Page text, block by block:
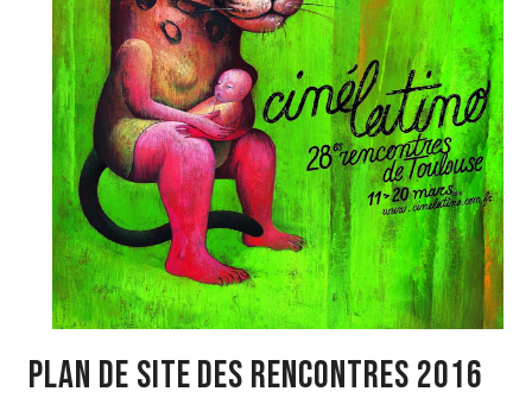
Plan de site des rencontres 2016